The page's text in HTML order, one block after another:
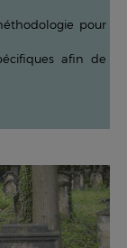
pour
afin de